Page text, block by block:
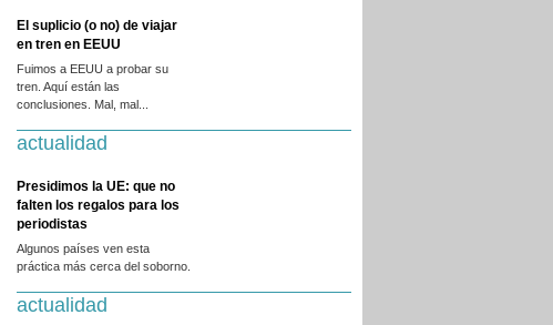
El suplicio (o no) de viajar
en tren en EEUU
Fuimos a EEUU a probar su
tren. Aquí están las
conclusiones. Mal, mal...
actualidad
Presidimos la UE: que no
falten los regalos para los
periodistas
Algunos países ven esta
práctica más cerca del soborno.
actualidad